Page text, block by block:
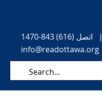
اتصل (616) 843-1470
|
info@readottawa.org